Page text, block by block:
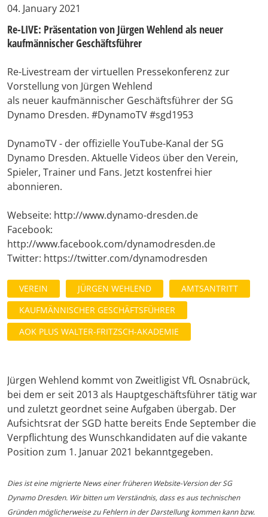
04. January 2021
Re-LIVE: Präsentation von Jürgen Wehlend als neuer
kaufmännischer Geschäftsführer
Re-Livestream der virtuellen Pressekonferenz zur
Vorstellung von Jürgen Wehlend
als neuer kaufmännischer Geschäftsführer der SG
Dynamo Dresden. #DynamoTV #sgd1953
DynamoTV - der offizielle YouTube-Kanal der SG
Dynamo Dresden. Aktuelle Videos über den Verein,
Spieler, Trainer und Fans. Jetzt kostenfrei hier
abonnieren.
Webseite: http://www.dynamo-dresden.de
Facebook:
http://www.facebook.com/dynamodresden.de
Twitter: https://twitter.com/dynamodresden
VEREIN JÜRGEN WEHLEND
AMTSANTRITT
KAUFMÄNNISCHER GESCHÄFTSFÜHRER
AOK PLUS WALTER-FRITZSCH-AKADEMIE
Jürgen Wehlend kommt von Zweitligist VfL Osnabrück,
bei dem er seit 2013 als Hauptgeschäftsführer tätig war
und zuletzt geordnet seine Aufgaben übergab. Der
Aufsichtsrat der SGD hatte bereits Ende September die
Verpflichtung des Wunschkandidaten auf die vakante
Position zum 1. Januar 2021 bekanntgegeben.
Dies ist eine migrierte News einer früheren Website-Version der SG
Dynamo Dresden. Wir bitten um Verständnis, dass es aus technischen
Gründen möglicherweise zu Fehlern in der Darstellung kommen kann bzw.